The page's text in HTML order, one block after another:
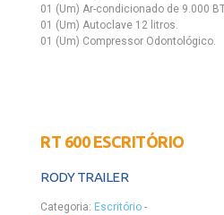
01 (Um) Ar-condicionado de 9.000
01 (Um) Autoclave 12 litros.
01 (Um) Compressor Odontológico.
RT 600 ESCRITÓRIO
RODY TRAILER
Categoria: Escritório -